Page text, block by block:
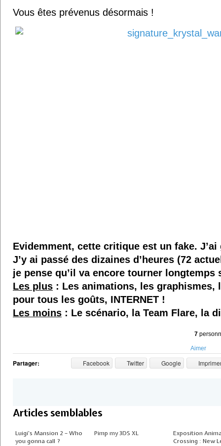
Vous êtes prévenus désormais !
Evidemment, cette critique est un fake.
J’y ai passé des dizaines d’heures (72
je pense qu’il va encore tourner longtemps
Les plus : Les animations, les graphismes,
pour tous les goûts, INTERNET !
Les moins : Le scénario, la Team Flare, la
7
Aimer
Partager: Facebook Twitter Google
Articles semblables
Luigi’s Mansion 2 – Who
you gonna call ?
Pimp my 3DS XL
Exposition
Crossing : New